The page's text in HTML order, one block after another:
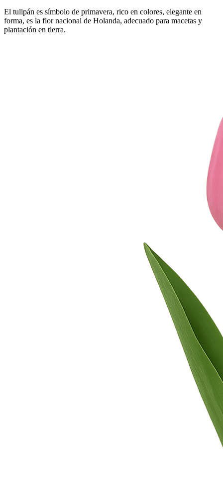
El tulipán es símbolo de primavera, rico en colores, elegante en
forma, es la flor nacional de Holanda, adecuado para macetas y
plantación en tierra.